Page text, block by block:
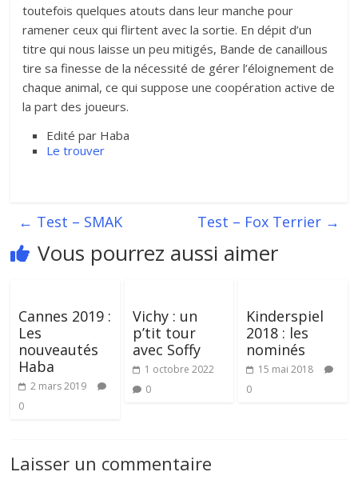
toutefois quelques atouts dans leur manche pour
ramener ceux qui flirtent avec la sortie. En dépit d’un
titre qui nous laisse un peu mitigés, Bande de canaillous
tire sa finesse de la nécessité de gérer l’éloignement de
chaque animal, ce qui suppose une coopération active de
la part des joueurs.
Edité par Haba
Le trouver
← Test – SMAK Test – Fox Terrier →
Vous pourrez aussi aimer
Cannes 2019 :
Les
nouveautés
Haba
2 mars 2019
0
Vichy : un
p’tit tour
avec Soffy
1 octobre 2022
0
Kinderspiel
2018 : les
nominés
15 mai 2018
0
Laisser un commentaire